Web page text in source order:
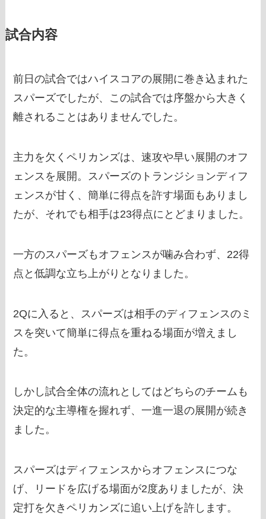
試合内容
前日の試合ではハイスコアの展開に巻き込まれた
スパーズでしたが、この試合では序盤から大きく
離されることはありませんでした。
主力を欠くペリカンズは、速攻や早い展開のオフ
ェンスを展開。スパーズのトランジションディフ
ェンスが甘く、簡単に得点を許す場面もありまし
たが、それでも相手は23得点にとどまりました。
一方のスパーズもオフェンスが噛み合わず、22得
点と低調な立ち上がりとなりました。
2Qに入ると、スパーズは相手のディフェンスのミ
スを突いて簡単に得点を重ねる場面が増えまし
た。
しかし試合全体の流れとしてはどちらのチームも
決定的な主導権を握れず、一進一退の展開が続き
ました。
スパーズはディフェンスからオフェンスにつな
げ、リードを広げる場面が2度ありましたが、決
定打を欠きペリカンズに追い上げを許します。